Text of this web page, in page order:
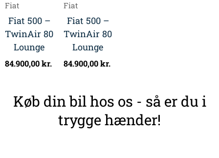
Fiat
Fiat 500 –
TwinAir 80
Lounge
84.900,00kr.
Fiat
Fiat 500 –
TwinAir 80
Lounge
84.900,00kr.
Køb din bil hos os - så er du i
trygge hænder!